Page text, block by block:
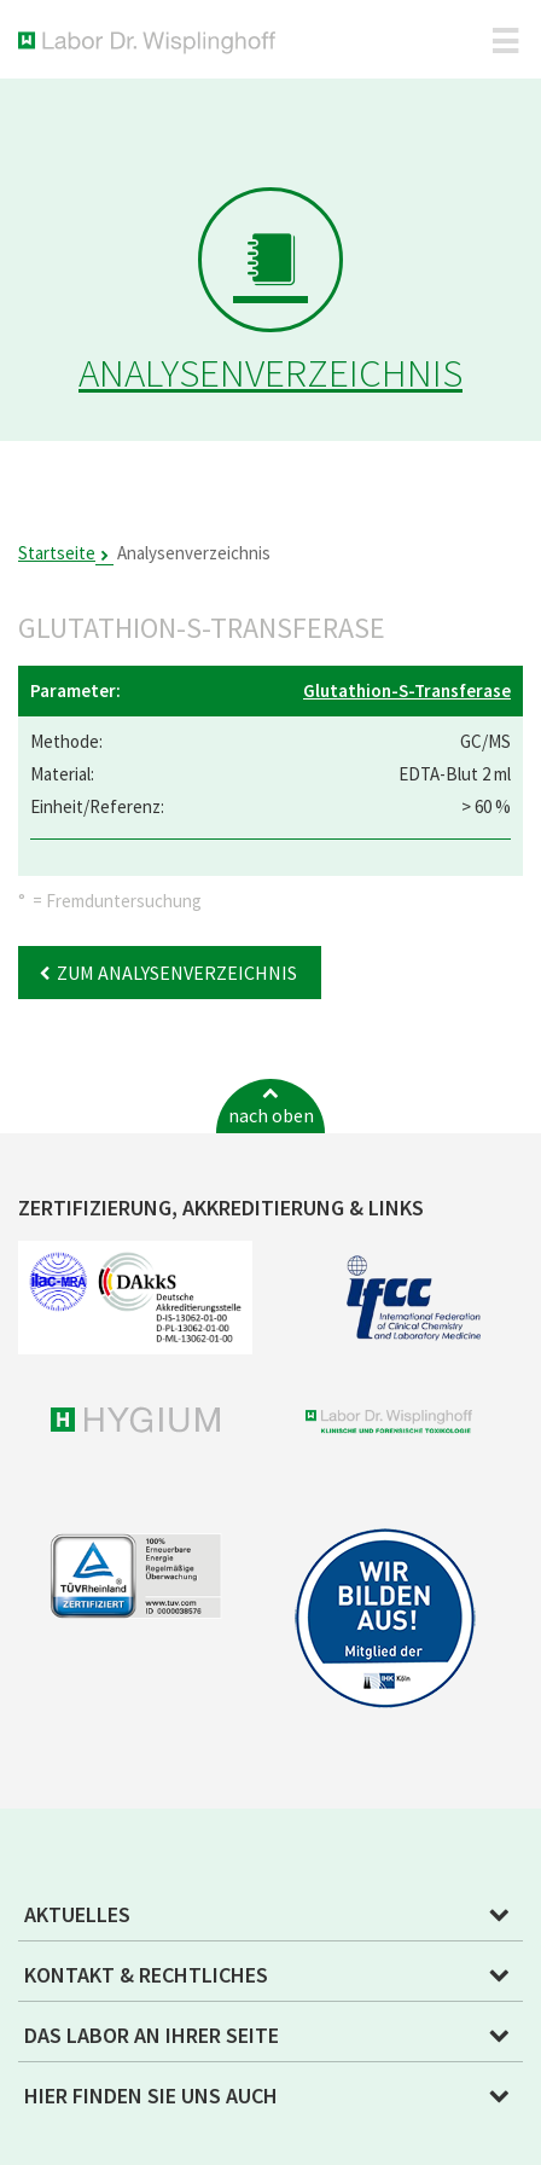
ANALYSENVERZEICHNIS
Startseite Analysenverzeichnis
GLUTATHION-S-TRANSFERASE
Glutathion-S-Transferase
GC/MS
EDTA-Blut 2 ml
> 60 %
° = Fremduntersuchung
ZUM ANALYSENVERZEICHNIS
nach oben
ZERTIFIZIERUNG, AKKREDITIERUNG & LINKS
AKTUELLES
KONTAKT & RECHTLICHES
DAS LABOR AN IHRER SEITE
HIER FINDEN SIE UNS AUCH